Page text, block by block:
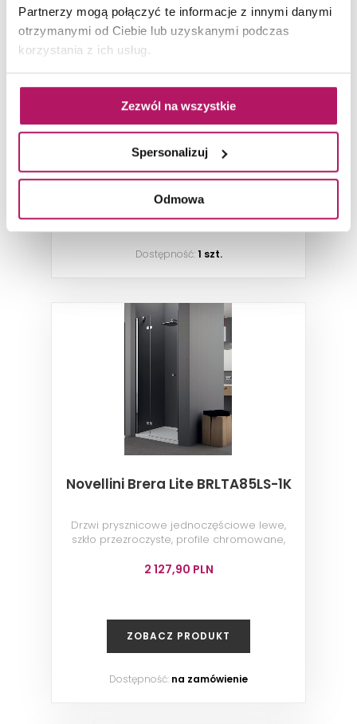
Partnerzy mogą połączyć te informacje z innymi danymi
otrzymanymi od Ciebie lub uzyskanymi podczas
korzystania z ich usług.
Zezwól na wszystkie
Spersonalizuj
Odmowa
Novellini Brera Lite BRLTA80LS-1K
Drzwi prysznicowe jednoczęściowe lewe,
szkło przezroczyste, profile chromowane,
80x200 cm
2 097,20 PLN
Dostępność:1 szt.
Novellini Brera Lite BRLTA85LS-1K
Drzwi prysznicowe jednoczęściowe lewe,
szkło przezroczyste, profile chromowane,
2 127,90 PLN
ZOBACZ PRODUKT
Dostępność: na zamówienie